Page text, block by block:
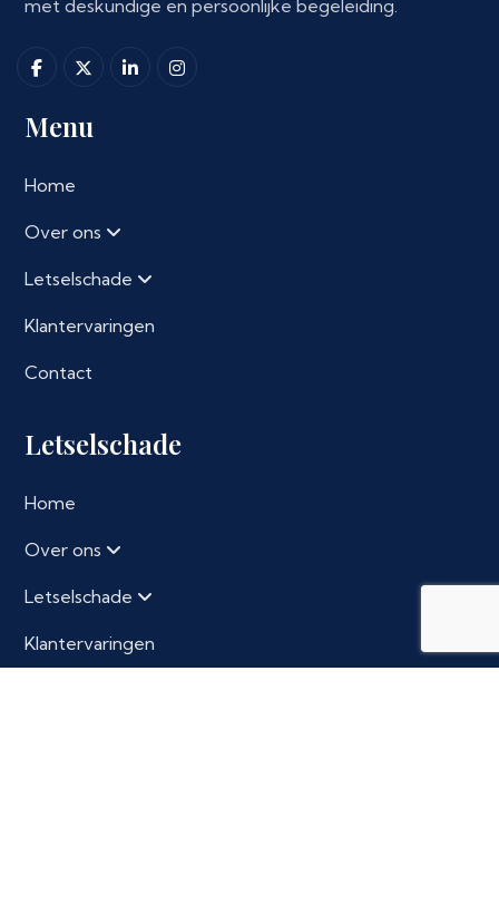
met deskundige en persoonlijke begeleiding.
Menu
Home
Over ons
Letselschade
Klantervaringen
Contact
Letselschade
Home
Over ons
Letselschade
Klantervaringen